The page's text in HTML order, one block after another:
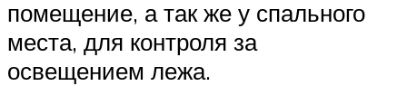
помещение, а так же у спального
места, для контроля за
освещением лежа.